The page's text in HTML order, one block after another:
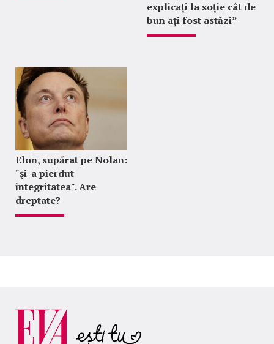
explicați la soție cât de
bun ați fost astăzi”
Elon, supărat pe Nolan:
"şi-a pierdut
integritatea". Are
dreptate?